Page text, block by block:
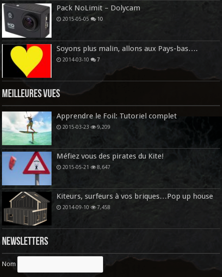
Pack NoLimit – Dolycam
2015-05-05 10
Soyons plus malin, allons aux Pays-bas….
2014-03-10 7
Meilleures vues
Apprendre le Foil: Tutoriel complet
2015-03-23 9,209
Méfiez vous des pirates du Kite!
2015-05-21 8,647
Kiteurs, surfeurs à vos briques…Pop up house
2014-09-10 7,458
Newsletters
Nom